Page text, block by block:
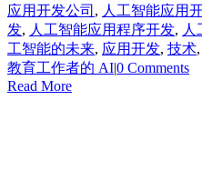
应用开发公司 , 人工智能应用
发, 人工智能应用程序开发, 人
工智能的未来, 应用开发, 技术,
教育工作者的 AI|0 Comments
Read More